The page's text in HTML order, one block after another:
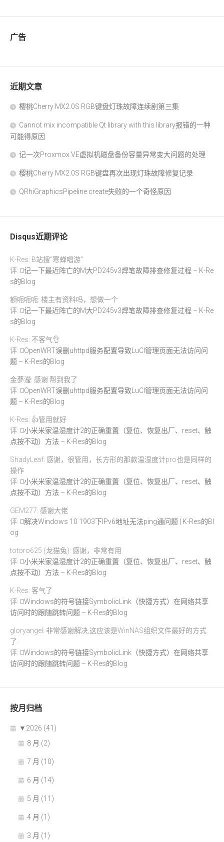
广告
近期文章
樱桃Cherry MX2.0S RGB键盘灯珠故障连续剧第三集
Cannot mix incompatible Qt library with this library报错的一种
可能得原因
记一次Proxmox VE虚拟机磁盘备份容量异常变大问题的处理
樱桃Cherry MX2.0S RGB键盘再次出现灯珠故障修复记录
QRhiGraphicsPipeline create失败的一个奇怪原因
Disqus近期评论
K-Res: B站搜“寒蝉唱游”
评:
记一下最近阵亡的M大PD245v3焊笔故障排查修复过程 – K-Re
s的Blog
额呃呃呃: 楼主有资料吗，想做一个
评:
记一下最近阵亡的M大PD245v3焊笔故障排查修复过程 – K-Re
s的Blog
K-Res: 不客气👌
评:
OpenWRT误删uhttpd服务配置导致LuCI管理页面无法访问问
题 – K-Res的Blog
金夢瀅: 感谢 帮到我了
评:
OpenWRT误删uhttpd服务配置导致LuCI管理页面无法访问问
题 – K-Res的Blog
K-Res: 👍管用就好
评:
小米米家温湿度计2的正确重置（复位、恢复出厂、reset、触
点按不动）方法 – K-Res的Blog
ShadyLeaf: 感谢，很管用，长方形的那款温湿度计pro也是同样的
操作
评:
小米米家温湿度计2的正确重置（复位、恢复出厂、reset、触
点按不动）方法 – K-Res的Blog
GEM277: 感谢大佬
评:
解决Windows 10 1903下IPv6地址无法ping通问题 | K-Res的Bl
og
totoro625 (龙猫兔): 感谢，非常有用
评:
小米米家温湿度计2的正确重置（复位、恢复出厂、reset、触
点按不动）方法 – K-Res的Blog
K-Res: 客气了
评:
Windows的符号链接SymbolicLink（快捷方式）在网络共享
访问时的跟随跳转问题 – K-Res的Blog
gloryangel: 非常感谢解决,这应该是WinNAS组织文件最好的方式
了.
评:
Windows的符号链接SymbolicLink（快捷方式）在网络共享
访问时的跟随跳转问题 – K-Res的Blog
按月归档
▼ 2026 (41)
8 月 (2)
7 月 (10)
6 月 (14)
5 月 (11)
4 月 (1)
3 月 (1)